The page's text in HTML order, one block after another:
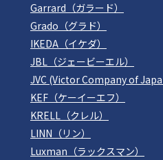
Garrard（ガラード）
Grado（グラド）
IKEDA（イケダ）
JBL（ジェービーエル）
JVC (Victor Company of
KEF（ケーイーエフ）
KRELL（クレル）
LINN（リン）
Luxman（ラックスマン）